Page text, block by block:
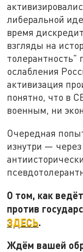
либеральной
время
взгляды на
толерантность"
ослабления
активизация
понятно, что в
военным, ни
Очередная
изнутри —
О том, как
против
ЗДЕСЬ.
Ждём вашей